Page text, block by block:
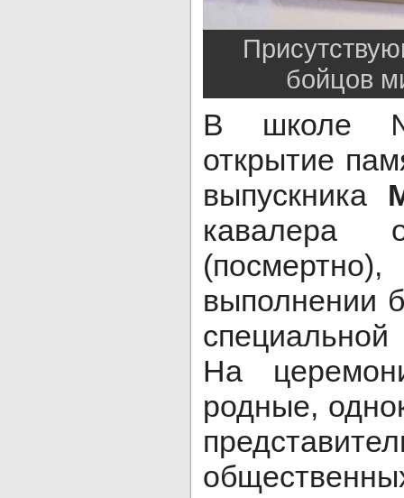
бойцов
В школе
открытие
выпускника
кавалера
выполнении
На
родные,